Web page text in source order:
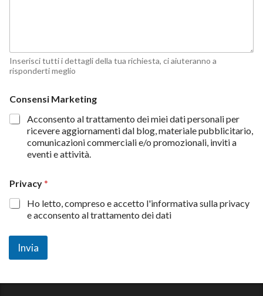
i
v
y
C
o
s
Inserisci tutti i dettagli della tua richiesta, ci aiuteranno a
risponderti meglio
Consensi Marketing
Acconsento al trattamento dei miei dati personali per
ricevere aggiornamenti dal blog, materiale pubblicitario,
comunicazioni commerciali e/o promozionali, inviti a
eventi e attività.
Privacy*
Ho letto, compreso e accetto l'informativa sulla privacy
e acconsento al trattamento dei dati
Invia